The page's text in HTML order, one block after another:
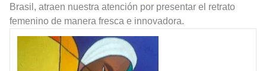
Brasil, atraen nuestra atención por presentar el retrato
femenino de manera fresca e innovadora.